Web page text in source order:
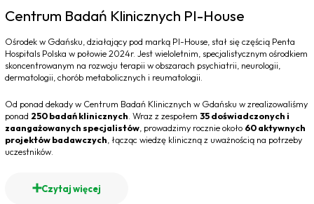
Centrum Badań Klinicznych PI-House
Ośrodek w Gdańsku, działający pod marką PI-House, stał się częścią Penta
Hospitals Polska w połowie 2024r. Jest wieloletnim, specjalistycznym ośrodkiem
skoncentrowanym na rozwoju terapii w obszarach psychiatrii, neurologii,
dermatologii, chorób metabolicznych i reumatologii.
Od ponad dekady w Centrum Badań Klinicznych w Gdańsku w zrealizowaliśmy
ponad 250 badań klinicznych . Wraz z zespołem 35 doświadczonych i
zaangażowanych specjalistów , prowadzimy rocznie około 60 aktywnych
projektów badawczych , łącząc wiedzę kliniczną z uważnością na potrzeby
uczestników.
Czytaj więcej